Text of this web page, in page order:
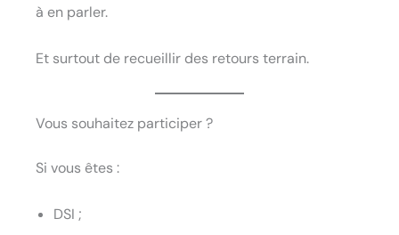
à en parler.
Et surtout de recueillir des retours terrain.
Vous souhaitez participer ?
Si vous êtes :
DSI ;